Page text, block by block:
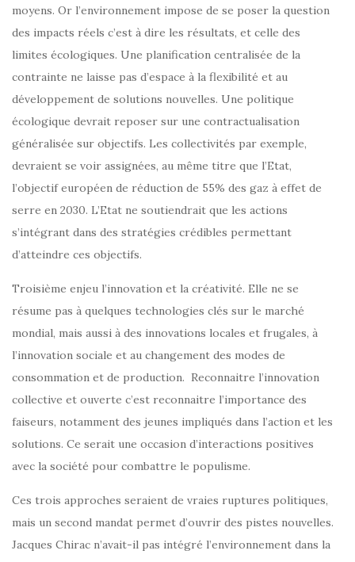
moyens. Or l’environnement impose de se poser la question
des impacts réels c’est à dire les résultats, et celle des
limites écologiques. Une planification centralisée de la
contrainte ne laisse pas d’espace à la flexibilité et au
développement de solutions nouvelles. Une politique
écologique devrait reposer sur une contractualisation
généralisée sur objectifs. Les collectivités par exemple,
devraient se voir assignées, au même titre que l’Etat,
l’objectif européen de réduction de 55% des gaz à effet de
serre en 2030. L’Etat ne soutiendrait que les actions
s’intégrant dans des stratégies crédibles permettant
d’atteindre ces objectifs.
Troisième enjeu l’innovation et la créativité. Elle ne se
résume pas à quelques technologies clés sur le marché
mondial, mais aussi à des innovations locales et frugales, à
l’innovation sociale et au changement des modes de
consommation et de production. Reconnaitre l’innovation
collective et ouverte c’est reconnaitre l’importance des
faiseurs, notamment des jeunes impliqués dans l’action et les
solutions. Ce serait une occasion d’interactions positives
avec la société pour combattre le populisme.
Ces trois approches seraient de vraies ruptures politiques,
mais un second mandat permet d’ouvrir des pistes nouvelles.
Jacques Chirac n’avait-il pas intégré l’environnement dans la